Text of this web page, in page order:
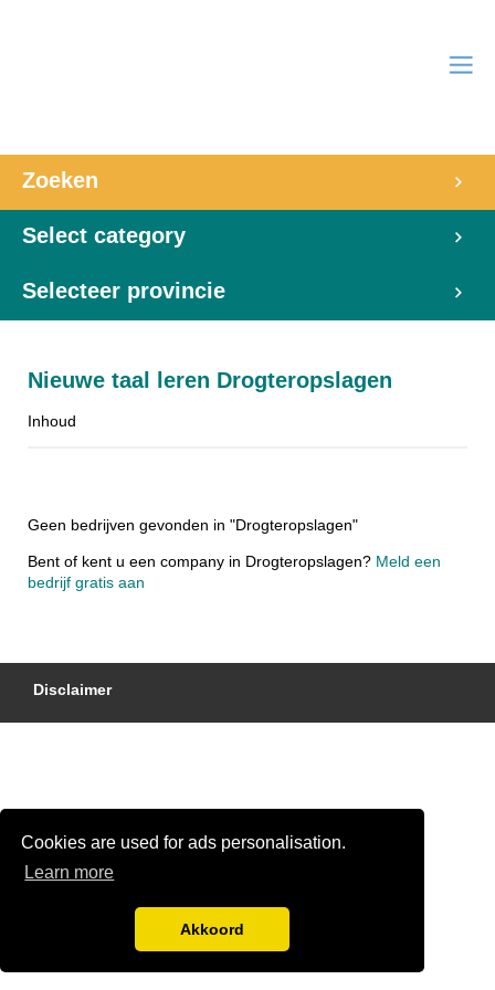
Cookies are used for ads personalisation.
Learn more
Akkoord
Zoeken
Select category
Selecteer provincie
Nieuwe taal leren Drogteropslagen
Inhoud
Geen bedrijven gevonden in "Drogteropslagen"
Bent of kent u een company in Drogteropslagen? Meld een
bedrijf gratis aan
Disclaimer